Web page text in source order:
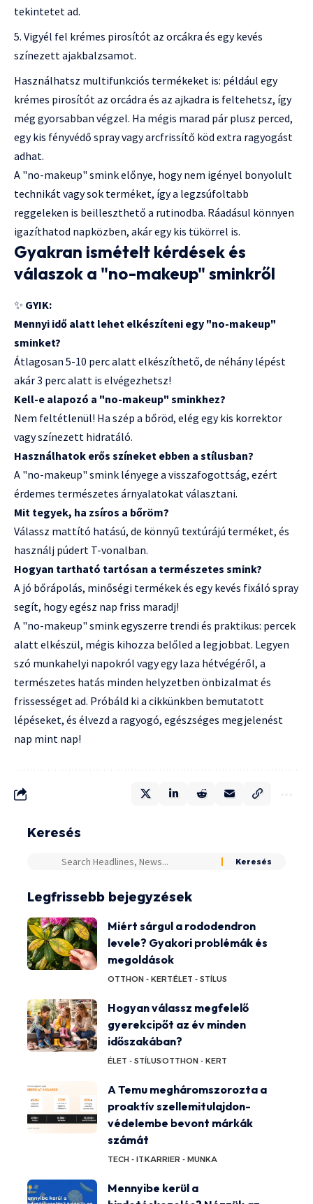
tekintetet ad.
Vigyél fel krémes pirosítót az orcákra és egy kevés
színezett ajakbalzsamot.
Használhatsz multifunkciós termékeket is: például egy
krémes pirosítót az orcádra és az ajkadra is feltehetsz, így
még gyorsabban végzel. Ha mégis marad pár plusz perced,
egy kis fényvédő spray vagy arcfrissítő köd extra ragyogást
adhat.
A "no-makeup" smink előnye, hogy nem igényel bonyolult
technikát vagy sok terméket, így a legzsúfoltabb
reggeleken is beilleszthető a rutinodba. Ráadásul könnyen
igazíthatod napközben, akár egy kis tükörrel is.
Gyakran ismételt kérdések és
válaszok a "no-makeup" sminkről
✨ GYIK:
Mennyi idő alatt lehet elkészíteni egy "no-makeup"
sminket?
Átlagosan 5-10 perc alatt elkészíthető, de néhány lépést
akár 3 perc alatt is elvégezhetsz!
Kell-e alapozó a "no-makeup" sminkhez?
Nem feltétlenül! Ha szép a bőröd, elég egy kis korrektor
vagy színezett hidratáló.
Használhatok erős színeket ebben a stílusban?
A "no-makeup" smink lényege a visszafogottság, ezért
érdemes természetes árnyalatokat választani.
Mit tegyek, ha zsíros a bőröm?
Válassz mattító hatású, de könnyű textúrájú terméket, és
használj púdert T-vonalban.
Hogyan tartható tartósan a természetes smink?
A jó bőrápolás, minőségi termékek és egy kevés fixáló spray
segít, hogy egész nap friss maradj!
A "no-makeup" smink egyszerre trendi és praktikus: percek
alatt elkészül, mégis kihozza belőled a legjobbat. Legyen
szó munkahelyi napokról vagy egy laza hétvégéről, a
természetes hatás minden helyzetben önbizalmat és
frissességet ad. Próbáld ki a cikkünkben bemutatott
lépéseket, és élvezd a ragyogó, egészséges megjelenést
nap mint nap!
Keresés
Legfrissebb bejegyzések
Miért sárgul a rododendron
levele? Gyakori problémák és
megoldások
OTTHON - KERTÉLET - STÍLUS
Hogyan válassz megfelelő
gyerekcipőt az év minden
időszakában?
ÉLET - STÍLUSOTTHON - KERT
A Temu megháromszorozta a
proaktív szellemitulajdon-
védelembe bevont márkák
számát
TECH - ITKARRIER - MUNKA
Mennyibe kerül a